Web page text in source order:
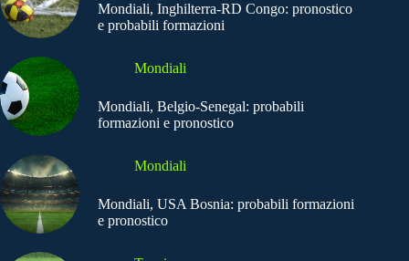
Mondiali, Inghilterra-RD Congo: pronostico
e probabili formazioni
Mondiali
Mondiali, Belgio-Senegal: probabili
formazioni e pronostico
Mondiali
Mondiali, USA Bosnia: probabili formazioni
e pronostico